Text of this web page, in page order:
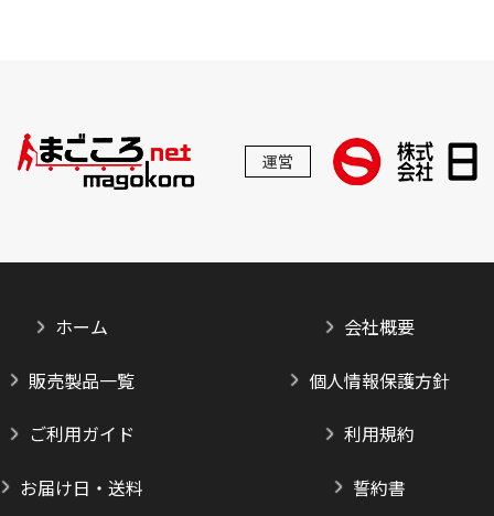
運営
ホーム
販売製品一覧
ご利用ガイド
お届け日・送料
会社概要
個人情報保護方針
利用規約
誓約書